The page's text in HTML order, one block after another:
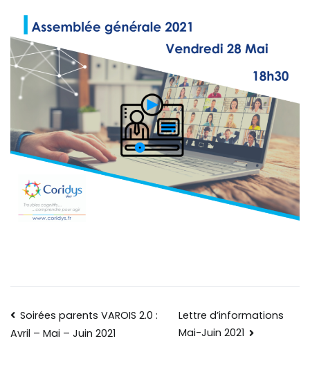
Soirées parents VAROIS 2.0 :
Avril – Mai – Juin 2021
Lettre d’informations
Mai-Juin 2021